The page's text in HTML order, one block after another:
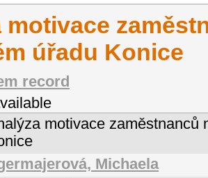
motivace
úřadu Konice
record
motivace zaměstnanců
Michaela